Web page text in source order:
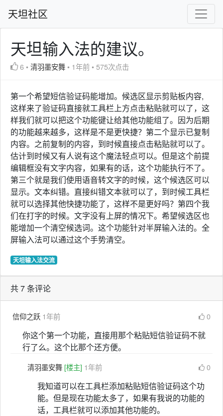
天坦社区
天坦输入法的建议。
6 •清羽墨安舞 • 1年前 •575次点击
第一个希望短信验证码能增加。候选区显示剪贴板内容,
这样来了验证码直接就工具栏上方点击粘贴就可以了，这
样我们就可以把这个功能键让给其他功能组了。因为后期
的功能越来越多，这样是不是更快捷？第二个显示已复制
内容。之前复制的内容，到时候直接点击粘贴就可以了。
估计到时候又有人说有这个魔法轻点可以。但是这个前提
编辑框没有文字内容，如果有的话，这个功能执行不了。
第三个就是我们使用语音转文字的时候，这个候选区可以
显示。文本纠错。直接纠错文本就可以了，到时候工具栏
就可以选择其他快捷功能了，这样不是更好吗？第四个我
们在打字的时候。文字没有上屏的情况下。希望候选区也
能增加一个清空候选词。这个功能针对半屏输入法的。全
屏输入法可以通过这个手势清空。
天坦输入法交流
共 7 条评论
信仰之跃 1年前 0
你这个第一个功能，直接用那个粘贴短信验证码不就
行了么。这个比那个还方便。
清羽墨安舞 [楼主] 1年前 0
我知道可以在工具栏添加粘贴短信验证码这个功
能。但是现在功能太多了，如果有我说的功能的
话，工具栏就可以添加其他功能的。